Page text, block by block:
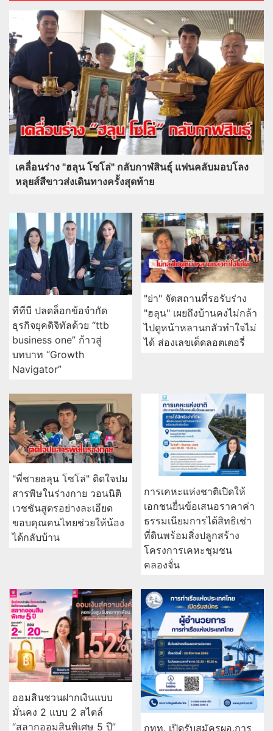
เคลื่อนร่าง "ฮลุน โซโล่" กลับกาฬสินธุ์ แฟนคลับมอบโลง
หลุยส์สีขาวส่งเดินทางครั้งสุดท้าย
ทีทีบี ปลดล็อกข้อจำกัด
ธุรกิจยุคดิจิทัลด้วย “ttb
business one” ก้าวสู่
บทบาท “Growth
Navigator”
"ย่า" จัดสถานที่รอรับร่าง
"ฮลุน" เผยถึงบ้านคงไม่กล้า
ไปดูหน้าหลานกลัวทำใจไม่
ได้ ส่องเลขเด็ดลอตเตอรี่
"พี่ชายฮลุน โซโล่" ติดใจปม
สารพิษในร่างกาย วอนนิติ
เวชชันสูตรอย่างละเอียด
ขอบคุณคนไทยช่วยให้น้อง
ได้กลับบ้าน
การเคหะแห่งชาติเปิดให้
เอกชนยื่นข้อเสนอราคาค่า
ธรรมเนียมการได้สิทธิเช่า
ที่ดินพร้อมสิ่งปลูกสร้าง
โครงการเคหะชุมชน
คลองจั่น
ออมสินชวนฝากเงินแบบ
มั่นคง 2 แบบ 2 สไตล์
“สลากออมสินพิเศษ 5 ปี”
กทท. เปิดรับสมัครผอ.การ